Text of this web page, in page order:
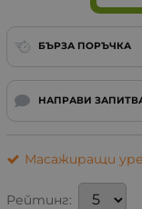
БЪРЗА ПОРЪЧКА
НАПРАВИ
Масажиращи
Рейтинг: